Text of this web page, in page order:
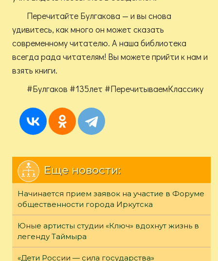
Перечитайте Булгакова — и вы снова
удивитесь, как много он может сказать
современному читателю. А наша библиотека
всегда рада читателям! Вы можете прийти к нам и
взять книги.
#Булгаков #135лет #ПеречитываемКлассику
Еще новости:
Начинается прием заявок на участие в Форуме
общественности города Иркутска
Юные артисты студии «Ключ» вдохнут жизнь в
легенду Таймыра
«Дети России — сила государства»